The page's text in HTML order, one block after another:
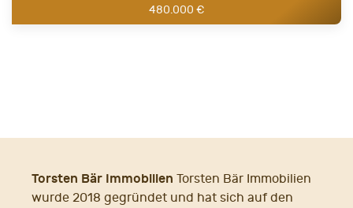
480.000 €
Torsten Bär Immobilien Torsten Bär Immobilien
wurde 2018 gegründet und hat sich auf den